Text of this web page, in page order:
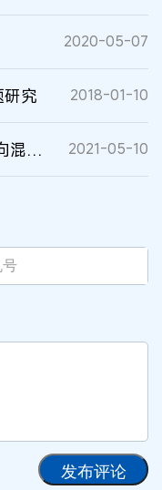
2020-05-07
究 2018-01-10
​如何理解司法实务中的“反向混淆” 2021-05-10
发布评论